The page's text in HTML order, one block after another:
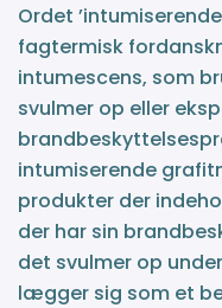
Ordet
fagtermisk
intumescens, som
svulmer op eller
intumiserende
produkter der
der har sin
det svulmer op
lægger sig som et